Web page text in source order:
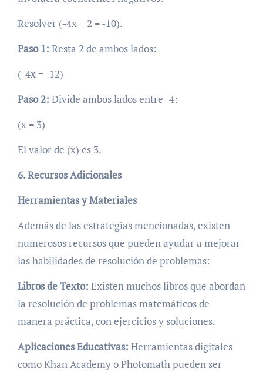
Resolver (-4x + 2 = -10).
Paso 1: Resta 2 de ambos lados:
(-4x = -12)
Paso 2: Divide ambos lados entre -4:
(x = 3)
El valor de (x) es 3.
6. Recursos Adicionales
Herramientas y Materiales
Además de las estrategias mencionadas, existen
numerosos recursos que pueden ayudar a mejorar
las habilidades de resolución de problemas:
Libros de Texto: Existen muchos libros que abordan
la resolución de problemas matemáticos de
manera práctica, con ejercicios y soluciones.
Aplicaciones Educativas: Herramientas digitales
como Khan Academy o Photomath pueden ser